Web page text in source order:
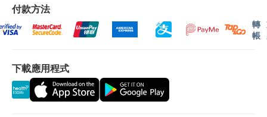
九)至2月24日(年初八)休息9天。直至2月25日(年初九)
則一切正常運作。
農曆新年送貨安排:
廿五)
新年期間，客人可照常下單購物，
定之訂單，將會於年假過後2月25日按下單時間先
付款方法
轉
帳
下載應用程式